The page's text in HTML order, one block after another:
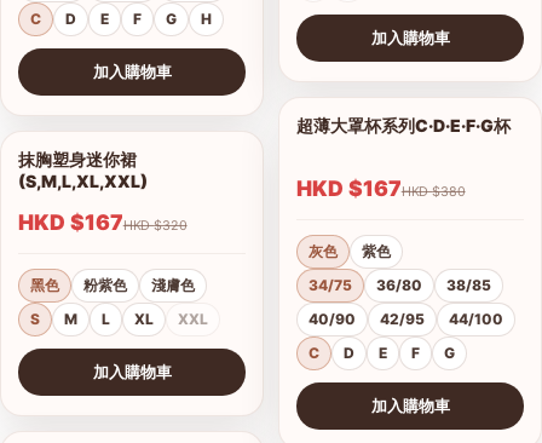
C
D E F G H
加入購物車
查看圖片
抹胸塑身迷你裙
(S,M,L,XL,XXL)
HKD $167 HKD $320
黑色 粉紫色
淺膚色
S
M L XL XXL
加入購物車
查看圖片
加入購物車
1/12
查看圖片
超薄大罩杯系列C·D·E·F·G杯
HKD $167 HKD $380
灰色
紫色
34/75
36/80
38/85
40/90
42/95
44/100
C
D E F G
加入購物車
查看圖片